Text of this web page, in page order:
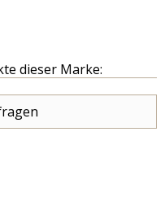
dieser Marke: